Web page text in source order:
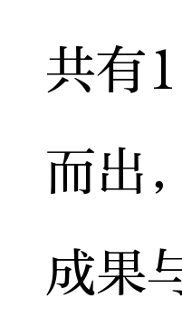
共有
而出
成果